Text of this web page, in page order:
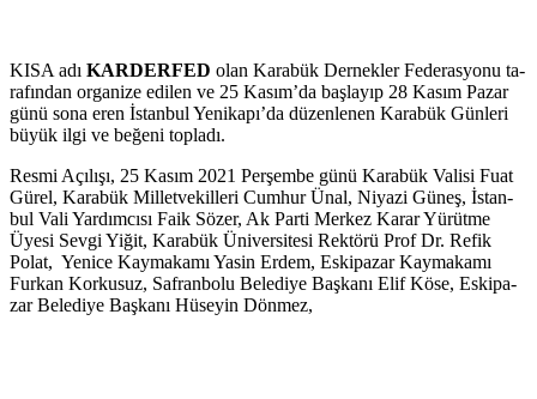
KISA adı KAR­DER­FED olan Ka­ra­bük Der­nek­ler Fe­de­ras­yo­nu ta­
ra­fın­dan or­ga­ni­ze edi­len ve 25 Kasım’da baş­la­yıp 28 Kasım Pazar
günü sona eren İstan­bul Ye­ni­ka­pı’da dü­zen­le­nen Ka­ra­bük Gün­le­ri
büyük ilgi ve be­ğe­ni top­la­dı.
Resmi Açı­lı­şı, 25 Kasım 2021 Per­şem­be günü Karabük Valisi Fuat
Gürel, Ka­ra­bük Mil­let­ve­kil­le­ri Cum­hur Ünal, Ni­ya­zi Güneş, İstan­
bul Vali Yar­dım­cı­sı Faik Sözer, Ak Parti Mer­kez Karar Yü­rüt­me
Üyesi Sevgi Yiğit, Ka­ra­bük Üni­ver­si­te­si Rek­tö­rü Prof Dr. Refik
Polat, Ye­ni­ce Kay­ma­ka­mı Yasin Erdem, Es­ki­pa­zar Kay­ma­ka­mı
Fur­kan Kor­ku­suz, Saf­ran­bo­lu Be­le­di­ye Baş­ka­nı Elif Köse, Es­ki­pa­
zar Be­le­di­ye Baş­ka­nı Hü­se­yin Dön­mez,